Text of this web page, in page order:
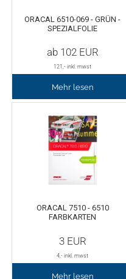
Tafelfolie
Verschiedene
Übersicht
Chemica Firstmark
Chemica Holograflex
Chemica Upperflok
Trommeln
Schaber
Schnellspanner
Ausstattung für Taschen
Werkzeugtasche
ORACAL 6510-069 - GRÜN -
SPEZIALFOLIE
ab 102EUR
121,- inkl. mwst
Mehr lesen
ORACAL 7510 - 6510
FARBKARTEN
3EUR
4 ,- inkl. mwst
Mehr lesen